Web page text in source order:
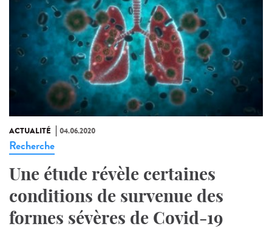
ACTUALITÉ 04.06.2020
Recherche
Une étude révèle certaines
conditions de survenue des
formes sévères de Covid-19